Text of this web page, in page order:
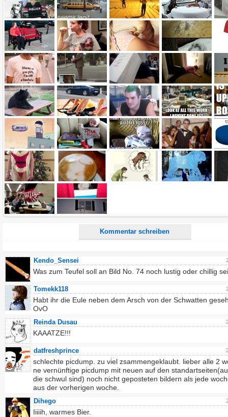
Kommentar schreiben
Name:
E-Mail-Adresse (optional):
Kommentar:
Alle HTML-Tags außer <br>, <strike> und <i> werden aus Deinem Kommentar entfernt.
URLs werden automatisch umgewandelt. Bitte verwende "www." oder "http://" in URLs
Ich möchte eine E-Mail, wenn zu meinem Kommentar Antworten erscheinen.
Ich möchte eine E-Mail, wenn auf dieser Seite weitere Kommentare erscheinen.
Kendo_Sensei
Was zum Teufel soll an Bild No. 74 noch lustig oder chillig
Tomekk118
Habt ihr die Eule neben dem Arsch von der Schwatten
OvO
Reinda Dusau
KAAATZE!!!
datfreshprince
schlechte picdump. zu viel zsammengeklaubt. lieber alle 2
ne vernünftige picdump mit neuen auf den
die schwul sind) noch nicht geposteten bildern als jede
aus der vorherigen woche.
Dihego
Iiiiih, warmes Bier.